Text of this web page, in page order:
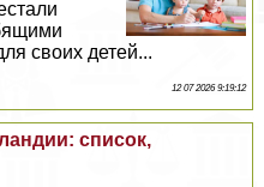
своих детей...
12 07 2026 9:19:12
список,